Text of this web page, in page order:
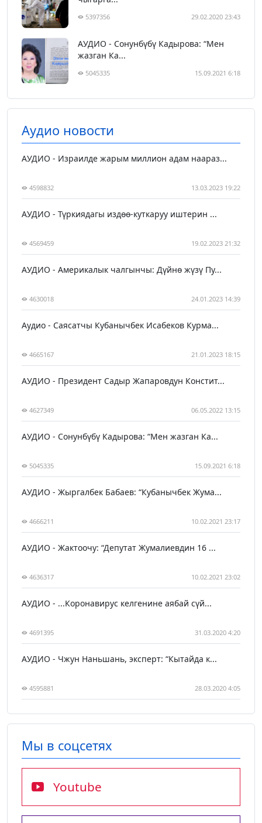
5397356 29.02.2020 23:43
АУДИО - Сонунбүбү Кадырова: “Мен
жазган Ка...
5045335 15.09.2021 6:18
Аудио новости
АУДИО - Израилде жарым миллион адам наараз...
4598832 13.03.2023 19:22
АУДИО - Түркиядагы издөө-куткаруу иштерин ...
4569459 19.02.2023 21:32
АУДИО - Америкалык чалгынчы: Дүйнө жүзү Пу...
4630018 24.01.2023 14:39
Аудио - Саясатчы Кубанычбек Исабеков Курма...
4665167 21.01.2023 18:15
АУДИО - Президент Садыр Жапаровдун Констит...
4627349 06.05.2022 13:15
АУДИО - Сонунбүбү Кадырова: “Мен жазган Ка...
5045335 15.09.2021 6:18
АУДИО - Жыргалбек Бабаев: “Кубанычбек Жума...
4666211 10.02.2021 23:17
АУДИО - Жактоочу: “Депутат Жумалиевдин 16 ...
4636317 10.02.2021 23:02
АУДИО - ...Коронавирус келгенине аябай сүй...
4691395 31.03.2020 4:20
АУДИО - Чжун Наньшань, эксперт: “Кытайда к...
4595881 28.03.2020 4:05
Мы в соцсетях
Youtube